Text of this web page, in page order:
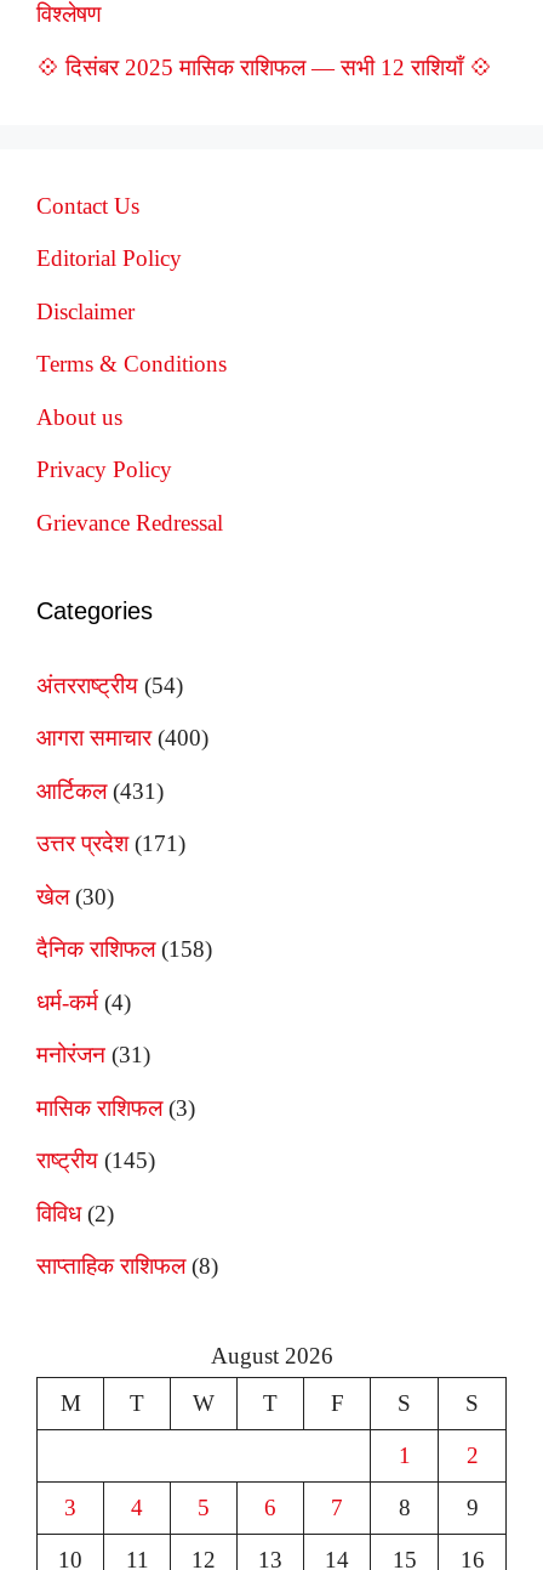
विश्लेषण
💠 दिसंबर 2025 मासिक राशिफल — सभी 12 राशियाँ 💠
Contact Us
Editorial Policy
Disclaimer
Terms & Conditions
About us
Privacy Policy
Grievance Redressal
Categories
अंतरराष्ट्रीय (54)
आगरा समाचार(400)
आर्टिकल(431)
उत्तर प्रदेश(171)
खेल(30)
दैनिक राशिफल(158)
धर्म-कर्म (4)
मनोरंजन (31)
मासिक राशिफल(3)
राष्ट्रीय (145)
विविध(2)
साप्ताहिक राशिफल(8)
August 2026
M
T W T F S S
1 2
3 4 5 6 7 8 9
10 11 12 13 14 15 16